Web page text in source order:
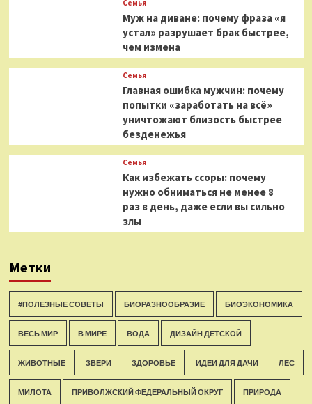
Семья
Муж на диване: почему фраза «я
устал» разрушает брак быстрее,
чем измена
Семья
Главная ошибка мужчин: почему
попытки «заработать на всё»
уничтожают близость быстрее
безденежья
Семья
Как избежать ссоры: почему
нужно обниматься не менее 8
раз в день, даже если вы сильно
злы
Метки
#ПОЛЕЗНЫЕ СОВЕТЫ БИОРАЗНООБРАЗИЕ БИОЭКОНОМИКА
ВЕСЬ МИР В МИРЕ ВОДА ДИЗАЙН ДЕТСКОЙ
ЖИВОТНЫЕ ЗВЕРИ ЗДОРОВЬЕ ИДЕИ ДЛЯ ДАЧИ ЛЕС
МИЛОТА ПРИВОЛЖСКИЙ ФЕДЕРАЛЬНЫЙ ОКРУГ ПРИРОДА